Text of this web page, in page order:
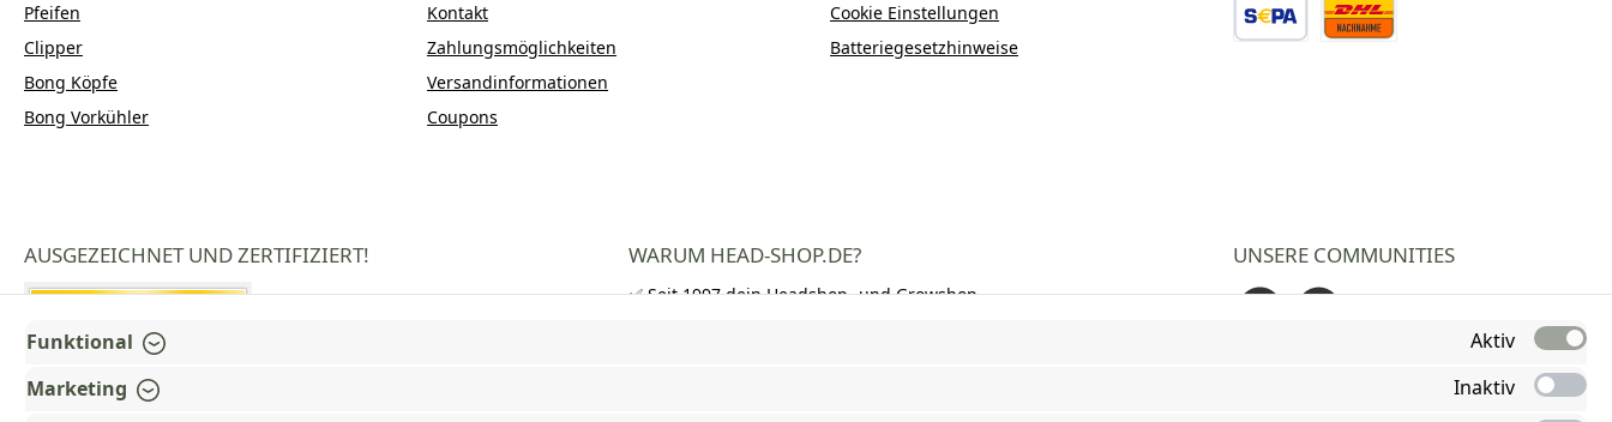
Pfeifen
Clipper
Bong Köpfe
Bong Vorkühler
Kontakt
Zahlungsmöglichkeiten
Versandinformationen
Coupons
Cookie Einstellungen
Batteriegesetzhinweise
AUSGEZEICHNET UND ZERTIFIZIERT! WARUM HEAD-SHOP.DE?
✅ Seit 1997 dein Headshop- und Growshop-
UNSERE COMMUNITIES
Funktional
Aktiv
Marketing
Inaktiv